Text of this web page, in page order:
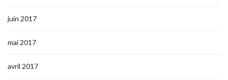
juin 2017
mai 2017
avril 2017